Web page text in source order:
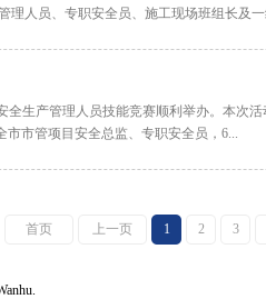
理人员、专职安全员、施工现场班组长及一
生产管理人员技能竞赛顺利举办。本次
市管项目安全总监、专职安全员，6...
首页 上一页 1 2 3
.